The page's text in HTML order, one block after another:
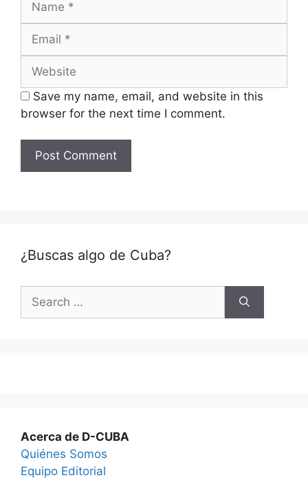
Save my name, email, and website in this
browser for the next time I comment.
¿Buscas algo de Cuba?
for:
Acerca de D-CUBA
Quiénes Somos
Equipo Editorial